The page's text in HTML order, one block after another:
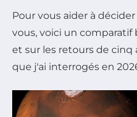
Pour vous aider à
vous, voici un comparatif
et sur les retours de cinq
que j'ai interrogés en